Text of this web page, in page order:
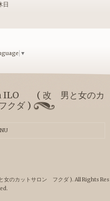
日
▼
ILO ( 改 男と女のカ
クダ )
のカットサロン フクダ ). All Rights Res